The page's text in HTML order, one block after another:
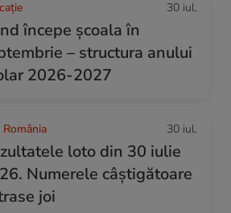
30 iul.
începe şcoala în
– structura anului
2026-2027
30 iul.
loto din 30 iulie
Numerele câștigătoare
joi